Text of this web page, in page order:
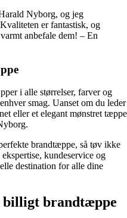
Nyborg, og jeg
er fantastisk, og
anbefale dem! – En
i alle størrelser, farver og
smag. Uanset om du leder
eller et elegant mønstret tæppe
brandtæppe, så tøv ikke
kundeservice og
destination for alle dine
billigt brandtæppe